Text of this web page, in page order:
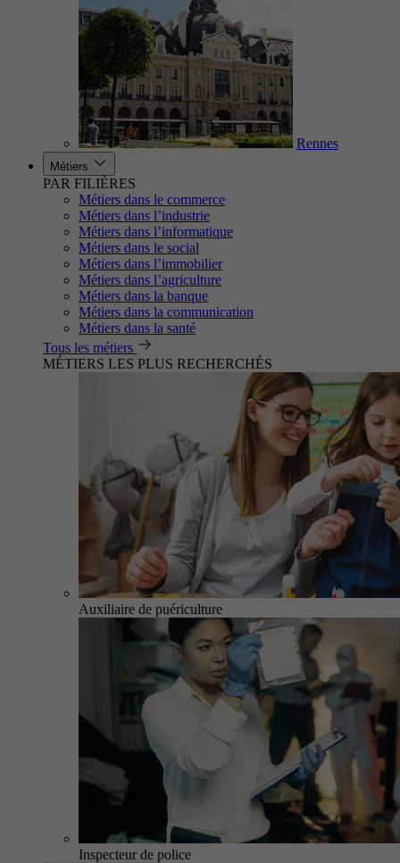
Rennes
Métiers
PAR FILIÈRES
Métiers dans le commerce
Métiers dans l’industrie
Métiers dans l’informatique
Métiers dans le social
Métiers dans l’immobilier
Métiers dans l’agriculture
Métiers dans la banque
Métiers dans la communication
Métiers dans la santé
Tous les métiers
MÉTIERS LES PLUS RECHERCHÉS
Auxiliaire de puériculture
Inspecteur de police